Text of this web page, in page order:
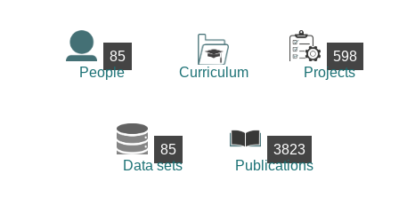
85
People
Curriculum
598
Projects
85
Data sets
3823
Publications